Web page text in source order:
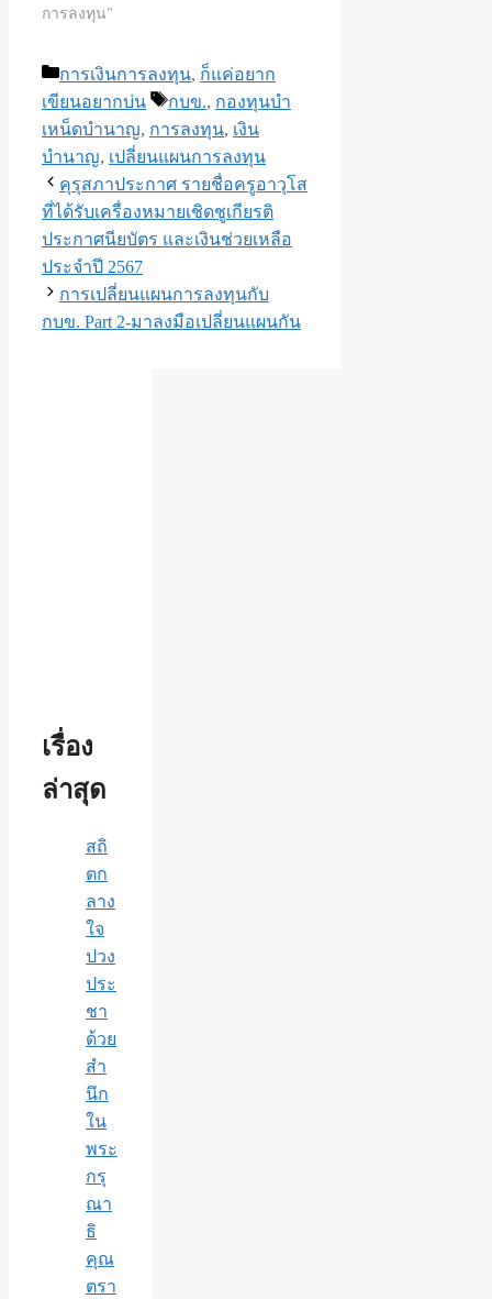
การลงทุน"
Categories
การเงินการลงทุน, ก็แค่อยาก
เขียนอยากบ่น
Tags
กบข., กองทุนบำ
เหน็ดบำนาญ, การลงทุน, เงิน
บำนาญ, เปลี่ยนแผนการลงทุน
คุรุสภาประกาศ รายชื่อครูอาวุโส
ที่ได้รับเครื่องหมายเชิดชูเกียรติ
ประกาศนียบัตร และเงินช่วยเหลือ
ประจำปี 2567
การเปลี่ยนแผนการลงทุนกับ
กบข. Part 2-มาลงมือเปลี่ยนแผนกัน
เรื่อง
ล่าสุด
สถิ
ตก
ลาง
ใจ
ปวง
ประ
ชา
ด้วย
สำ
นึก
ใน
พระ
กรุ
ณา
ธิ
คุณ
ตรา